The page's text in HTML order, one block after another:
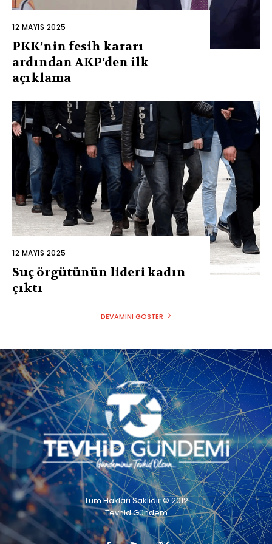
12 MAYIS 2025
PKK’nin fesih kararı
ardından AKP’den ilk
açıklama
12 MAYIS 2025
Suç örgütünün lideri kadın
çıktı
DEVAMINI GÖSTER
Tüm Hakları Saklıdır © 2012
Tevhid Gündem